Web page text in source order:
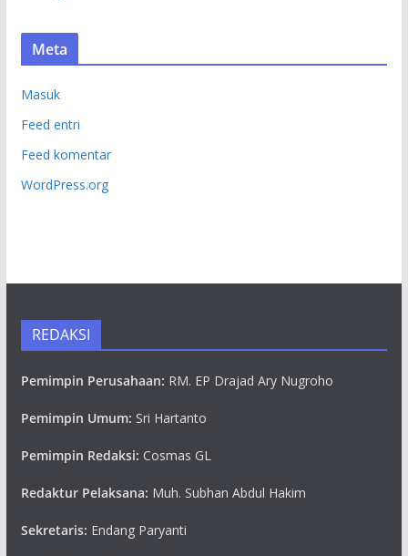
Meta
Masuk
Feed entri
Feed komentar
WordPress.org
REDAKSI
Pemimpin Perusahaan: RM. EP Drajad Ary Nugroho
Pemimpin Umum: Sri Hartanto
Pemimpin Redaksi: Cosmas GL
Redaktur Pelaksana: Muh. Subhan Abdul Hakim
Sekretaris: Endang Paryanti